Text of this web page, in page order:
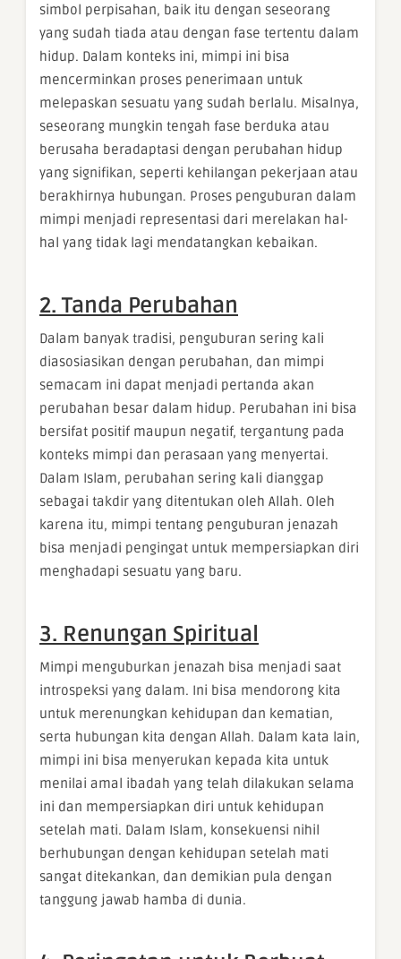
simbol perpisahan, baik itu dengan seseorang
yang sudah tiada atau dengan fase tertentu dalam
hidup. Dalam konteks ini, mimpi ini bisa
mencerminkan proses penerimaan untuk
melepaskan sesuatu yang sudah berlalu. Misalnya,
seseorang mungkin tengah fase berduka atau
berusaha beradaptasi dengan perubahan hidup
yang signifikan, seperti kehilangan pekerjaan atau
berakhirnya hubungan. Proses penguburan dalam
mimpi menjadi representasi dari merelakan hal-
hal yang tidak lagi mendatangkan kebaikan.
2. Tanda Perubahan
Dalam banyak tradisi, penguburan sering kali
diasosiasikan dengan perubahan, dan mimpi
semacam ini dapat menjadi pertanda akan
perubahan besar dalam hidup. Perubahan ini bisa
bersifat positif maupun negatif, tergantung pada
konteks mimpi dan perasaan yang menyertai.
Dalam Islam, perubahan sering kali dianggap
sebagai takdir yang ditentukan oleh Allah. Oleh
karena itu, mimpi tentang penguburan jenazah
bisa menjadi pengingat untuk mempersiapkan diri
menghadapi sesuatu yang baru.
3. Renungan Spiritual
Mimpi menguburkan jenazah bisa menjadi saat
introspeksi yang dalam. Ini bisa mendorong kita
untuk merenungkan kehidupan dan kematian,
serta hubungan kita dengan Allah. Dalam kata lain,
mimpi ini bisa menyerukan kepada kita untuk
menilai amal ibadah yang telah dilakukan selama
ini dan mempersiapkan diri untuk kehidupan
setelah mati. Dalam Islam, konsekuensi nihil
berhubungan dengan kehidupan setelah mati
sangat ditekankan, dan demikian pula dengan
tanggung jawab hamba di dunia.